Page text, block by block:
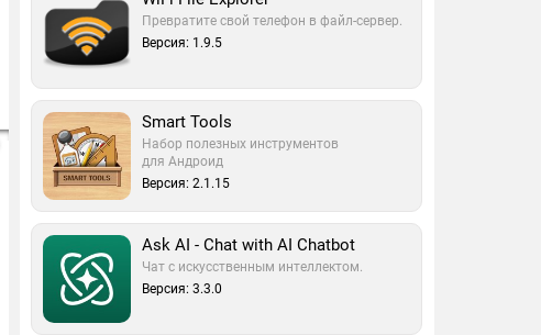
Превратите свой телефон в файл-сервер.
Версия: 1.9.5
Smart Tools
Набор полезных инструментов
для Андроид
Версия: 2.1.15
Ask AI - Chat with AI Chatbot
Чат с искусственным интеллектом.
Версия: 3.3.0